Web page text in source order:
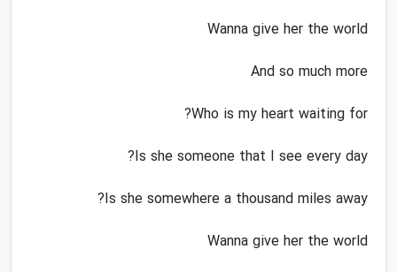
Wanna give her the world
And so much more
Who is my heart waiting for?
Is she someone that I see every day?
Is she somewhere a thousand miles away?
Wanna give her the world